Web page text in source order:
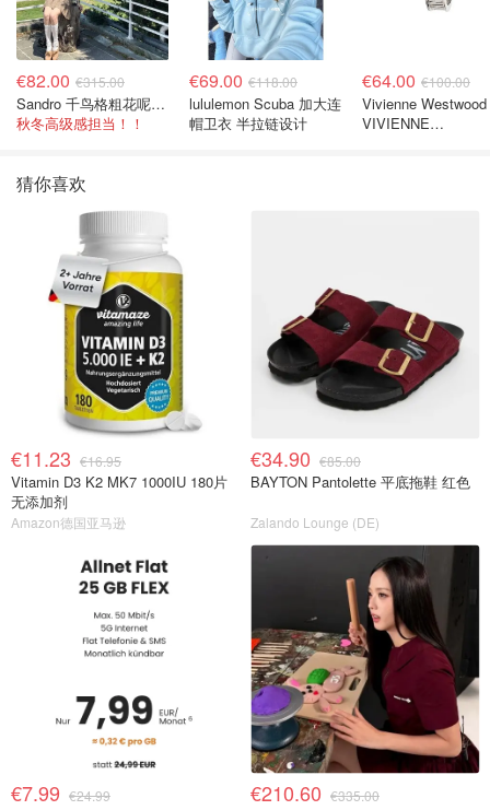
€82.00 €315.00
Sandro 千鸟格粗花呢连衣裙
秋冬高级感担当！！
€69.00 €118.00
lululemon Scuba 加大连
帽卫衣 半拉链设计
€64.00 €100.00
Vivienne Westwood
VIVIENNE
猜你喜欢
€11.23 €16.95
Vitamin D3 K2 MK7 1000IU 180片
无添加剂
Amazon德国亚马逊
€34.90 €85.00
BAYTON Pantolette 平底拖鞋 红色
Zalando Lounge (DE)
€7.99 €24.99 €210.60 €335.00